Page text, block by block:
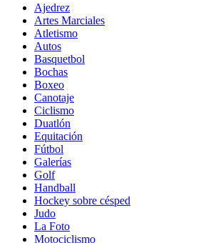
Ajedrez
Artes Marciales
Atletismo
Autos
Basquetbol
Bochas
Boxeo
Canotaje
Ciclismo
Duatlón
Equitación
Fútbol
Galerías
Golf
Handball
Hockey sobre césped
Judo
La Foto
Motociclismo